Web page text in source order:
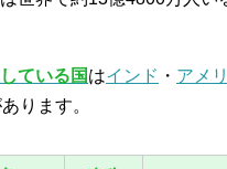
ている国はインド ・ アメ
ります。